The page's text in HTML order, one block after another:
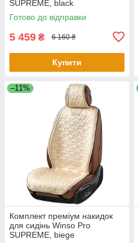
SUPREME, black
Готово до відправки
5 459 ₴ 6 160 ₴
Купити
–11%
Комплект преміум накидок
для сидінь Winso Pro
SUPREME, biege